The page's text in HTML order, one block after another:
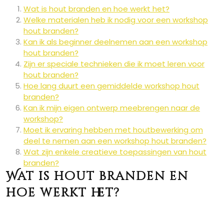
Wat is hout branden en hoe werkt het?
Welke materialen heb ik nodig voor een workshop
hout branden?
Kan ik als beginner deelnemen aan een workshop
hout branden?
Zijn er speciale technieken die ik moet leren voor
hout branden?
Hoe lang duurt een gemiddelde workshop hout
branden?
Kan ik mijn eigen ontwerp meebrengen naar de
workshop?
Moet ik ervaring hebben met houtbewerking om
deel te nemen aan een workshop hout branden?
Wat zijn enkele creatieve toepassingen van hout
branden?
Wat is hout branden en
hoe werkt het?